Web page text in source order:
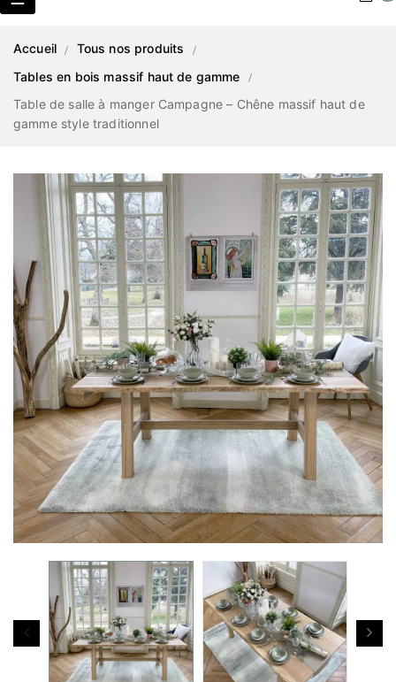
navigation
Accueil
Tous nos produits
Tables en bois massif haut de gamme
Table de salle à manger Campagne – Chêne massif haut de
gamme style traditionnel